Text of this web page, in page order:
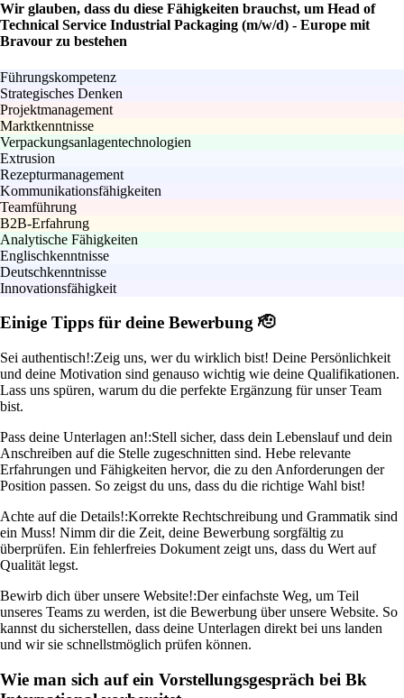
Wir glauben, dass du diese Fähigkeiten brauchst, um Head of
Technical Service Industrial Packaging (m/w/d) - Europe mit
Bravour zu bestehen
Führungskompetenz
Strategisches Denken
Projektmanagement
Marktkenntnisse
Verpackungsanlagentechnologien
Extrusion
Rezepturmanagement
Kommunikationsfähigkeiten
Teamführung
B2B-Erfahrung
Analytische Fähigkeiten
Englischkenntnisse
Deutschkenntnisse
Innovationsfähigkeit
Einige Tipps für deine Bewerbung 🫡
Sei authentisch!:Zeig uns, wer du wirklich bist! Deine Persönlichkeit
und deine Motivation sind genauso wichtig wie deine Qualifikationen.
Lass uns spüren, warum du die perfekte Ergänzung für unser Team
bist.
Pass deine Unterlagen an!:Stell sicher, dass dein Lebenslauf und dein
Anschreiben auf die Stelle zugeschnitten sind. Hebe relevante
Erfahrungen und Fähigkeiten hervor, die zu den Anforderungen der
Position passen. So zeigst du uns, dass du die richtige Wahl bist!
Achte auf die Details!:Korrekte Rechtschreibung und Grammatik sind
ein Muss! Nimm dir die Zeit, deine Bewerbung sorgfältig zu
überprüfen. Ein fehlerfreies Dokument zeigt uns, dass du Wert auf
Qualität legst.
Bewirb dich über unsere Website!:Der einfachste Weg, um Teil
unseres Teams zu werden, ist die Bewerbung über unsere Website. So
kannst du sicherstellen, dass deine Unterlagen direkt bei uns landen
und wir sie schnellstmöglich prüfen können.
Wie man sich auf ein Vorstellungsgespräch bei Bk